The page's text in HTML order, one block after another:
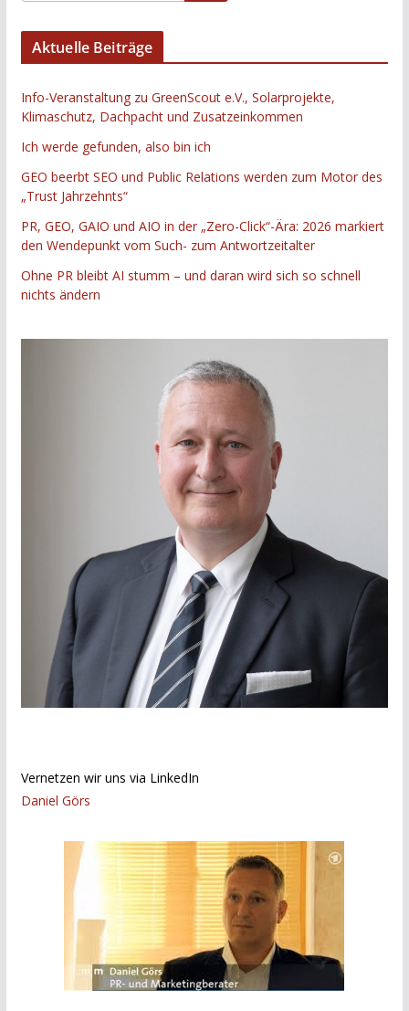
Aktuelle Beiträge
Info-Veranstaltung zu GreenScout e.V., Solarprojekte,
Klimaschutz, Dachpacht und Zusatzeinkommen
Ich werde gefunden, also bin ich
GEO beerbt SEO und Public Relations werden zum Motor des
„Trust Jahrzehnts“
PR, GEO, GAIO und AIO in der „Zero-Click“-Ära: 2026 markiert
den Wendepunkt vom Such- zum Antwortzeitalter
Ohne PR bleibt AI stumm – und daran wird sich so schnell
nichts ändern
Vernetzen wir uns via LinkedIn
Daniel Görs